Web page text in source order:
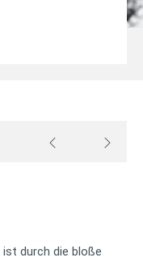
durch die bloße